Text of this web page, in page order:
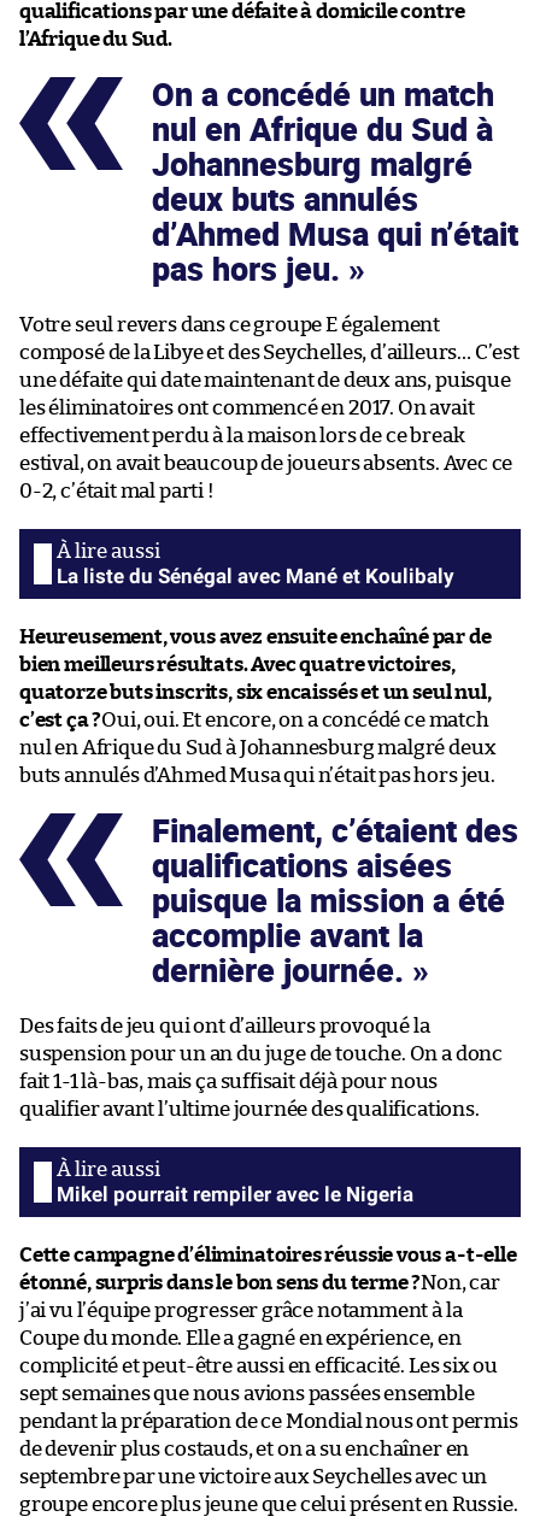
qualifications par une défaite à domicile contre
l’Afrique du Sud.
On a concédé un match
nul en Afrique du Sud à
Johannesburg malgré
deux buts annulés
d’Ahmed Musa qui n’était
pas hors jeu.
Votre seul revers dans ce groupe E également
composé de la Libye et des Seychelles, d’ailleurs… C’est
une défaite qui date maintenant de deux ans, puisque
les éliminatoires ont commencé en 2017. On avait
effectivement perdu à la maison lors de ce break
estival, on avait beaucoup de joueurs absents. Avec ce
0-2, c’était mal parti !
La liste du Sénégal avec Mané et Koulibaly
Heureusement, vous avez ensuite enchaîné par de
bien meilleurs résultats. Avec quatre victoires,
quatorze buts inscrits, six encaissés et un seul nul,
c’est ça ?Oui, oui. Et encore, on a concédé ce match
nul en Afrique du Sud à Johannesburg malgré deux
buts annulés d’Ahmed Musa qui n’était pas hors jeu.
Finalement, c’étaient des
qualifications aisées
puisque la mission a été
accomplie avant la
dernière journée.
Des faits de jeu qui ont d’ailleurs provoqué la
suspension pour un an du juge de touche. On a donc
fait 1-1 là-bas, mais ça suffisait déjà pour nous
qualifier avant l’ultime journée des qualifications.
Mikel pourrait rempiler avec le Nigeria
Cette campagne d’éliminatoires réussie vous a-t-elle
étonné, surpris dans le bon sens du terme ?Non, car
j’ai vu l’équipe progresser grâce notamment à la
Coupe du monde. Elle a gagné en expérience, en
complicité et peut-être aussi en efficacité. Les six ou
sept semaines que nous avions passées ensemble
pendant la préparation de ce Mondial nous ont permis
de devenir plus costauds, et on a su enchaîner en
septembre par une victoire aux Seychelles avec un
groupe encore plus jeune que celui présent en Russie.